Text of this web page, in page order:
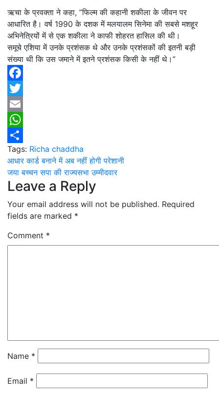
ऋचा के प्रवक्ता ने कहा, ”फिल्म की कहानी शकीला के जीवन पर
आधारित है। वर्ष 1990 के दशक में मलयालम सिनेमा की सबसे मशहूर
अभिनेत्रियों में से एक शकीला ने काफी शोहरत हासिल की थी।
समूचे एशिया में उनके प्रशंसक थे और उनके प्रशंसकों की इतनी बड़ी
संख्या थी कि उस जमाने में इतने प्रशंसक किसी के नहीं थे।”
Facebook
Twitter
Email
WhatsApp
Share
Tags: Richa chaddha
Post
navigation
आधार कार्ड बनाने में अब नहीं होगी परेशानी
जया बच्चन सपा की राज्यसभा उम्मीदवार
Leave a Reply
Your email address will not be published. Required
fields are marked *
Comment *
Name *
Email *